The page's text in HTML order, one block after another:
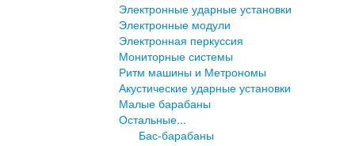
Электронные ударные установки
Электронные модули
Электронная перкуссия
Мониторные системы
Ритм машины и Метрономы
Акустические ударные установки
Малые барабаны
Остальные...
Бас-барабаны